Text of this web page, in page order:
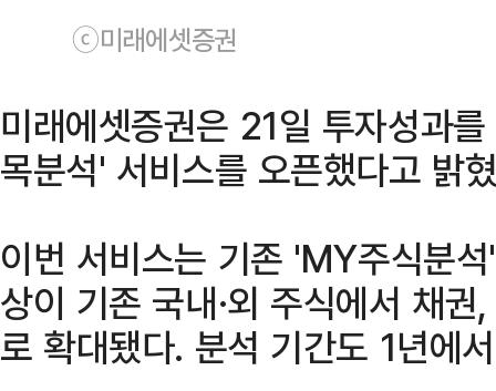
ⓒ미래에셋증권
미래에셋증권은 21일 투자성과
목분석' 서비스를 오픈했다고 밝
이번 서비스는 기존 'MY주식분
상이 기존 국내·외 주식에서 채
로 확대됐다. 분석 기간도 1년에